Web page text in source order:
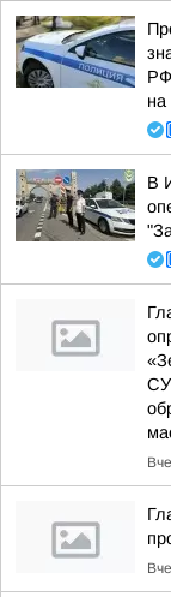
РФ
на
В
СУ